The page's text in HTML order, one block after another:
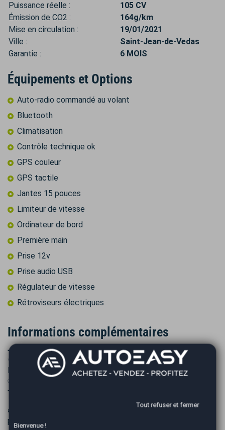
Puissance réelle :
105 CV
Émission de CO2 :
164g/km
Mise en circulation :
19/01/2021
Ville :
Saint-Jean-de-Vedas
Garantie :
6 MOIS
Équipements et Options
Auto-radio commandé au volant
Bluetooth
Climatisation
Contrôle technique ok
GPS couleur
GPS tactile
Jantes 15 pouces
Limiteur de vitesse
Ordinateur de bord
Première main
Prise 12v
Prise audio USB
Régulateur de vitesse
Rétroviseurs électriques
Informations complémentaires
➖➖➖➖➖➖➖➖➖➖➖➖➖➖
✨PLUS DE PHOTOS SUR NOTRE SITE AUTOEASY
Montpellier✨
✅Véhicule origine France PAS DE MALUS
➖➖➖➖➖➖➖➖➖➖➖➖➖➖
☘️ Eligible à l'extension de garantie Opteven Medium Plus à
partir de 48€/mois
Tout refuser et fermer
Bienvenue !